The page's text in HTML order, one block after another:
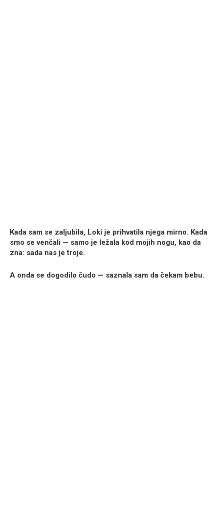
Kada sam se zaljubila, Loki je prihvatila njega mirno. Kada
smo se venčali — samo je ležala kod mojih nogu, kao da
zna: sada nas je troje.
A onda se dogodilo čudo — saznala sam da čekam bebu.